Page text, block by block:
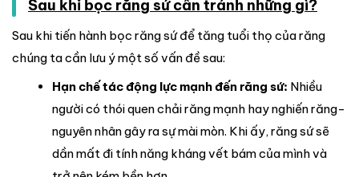
Sau khi bọc răng sứ cần tránh những gì?
Sau khi tiến hành bọc răng sứ để tăng tuổi thọ của răng
chúng ta cần lưu ý một số vấn đề sau:
Hạn chế tác động lực mạnh đến răng sứ: Nhiều
người có thói quen chải răng mạnh hay nghiến răng-
nguyên nhân gây ra sự mài mòn. Khi ấy, răng sứ sẽ
dần mất đi tính năng kháng vết bám của mình và